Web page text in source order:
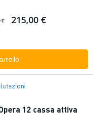
€ 215,00 €
12 cassa attiva